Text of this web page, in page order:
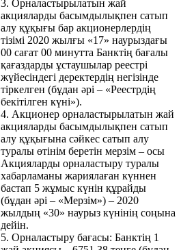
3. Орналастырылатын жай
акцияларды басымдылықпен сатып
алу құқығы бар акционерлердің
тізімі 2020 жылғы «17» наурыздағы
00 сағат 00 минутта Банктің бағалы
қағаздарды ұстаушылар реестрі
жүйесіндегі деректердің негізінде
тіркелген (бұдан әрі – «Реестрдің
бекітілген күні»).
4. Акционер орналастырылатын жай
акцияларды басымдылықпен сатып
алу құқығына сәйкес сатып алу
туралы өтінім беретін мерзім – осы
Акцияларды орналастыру туралы
хабарламаны жариялаған күннен
бастап 5 жұмыс күнін құрайды
(бұдан әрі – «Мерзім») – 2020
жылдың «30» наурыз күнінің соңына
дейін.
5. Орналастыру бағасы: Банктің 1